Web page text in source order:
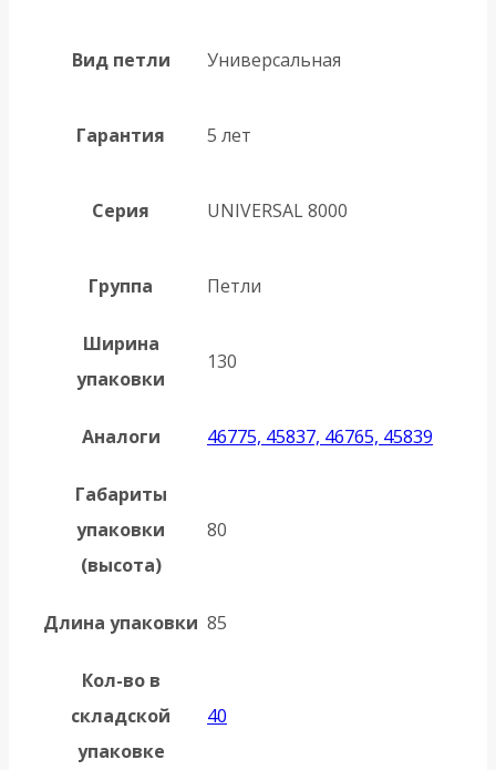
Вид петли Универсальная
Гарантия 5 лет
Серия UNIVERSAL 8000
Группа Петли
Ширина
упаковки
130
Аналоги 46775, 45837, 46765, 45839
Габариты
упаковки
(высота)
80
Длина упаковки 85
Кол-во в
складской
упаковке
40